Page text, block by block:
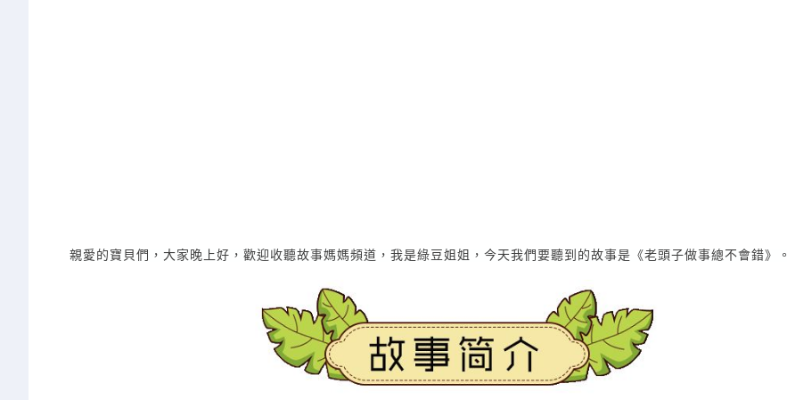
親愛的寶貝們，大家晚上好，歡迎收聽故事媽媽頻道，我是綠豆姐姐，今天我們要聽到的故事是《老頭子做事總不會錯》。